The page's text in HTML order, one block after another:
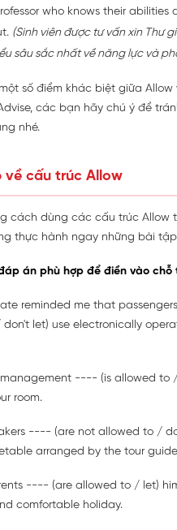
who knows their abilities
(Sinh viên được tư vấn xin Thư
sâu sắc nhất về năng lực và
số điểm khác biệt giữa Allow
các bạn hãy chú ý để
nhé.
về cấu trúc Allow
cách dùng các cấu trúc Allow
thực hành ngay những bài
án phù hợp để điền vào chỗ
reminded me that
let) use electronically
management ---- (is allowed to
room.
---- (are not allowed to /
arranged by the tour
---- (are allowed to / let)
comfortable holiday.